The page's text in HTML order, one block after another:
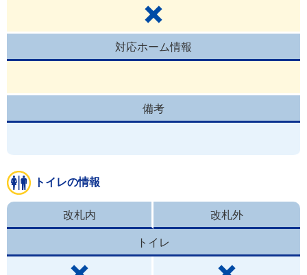
対応ホーム情報
備考
トイレの情報
改札内 改札外
トイレ